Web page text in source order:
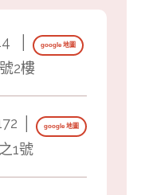
│ google 地圖
2樓
│ google 地圖
1號